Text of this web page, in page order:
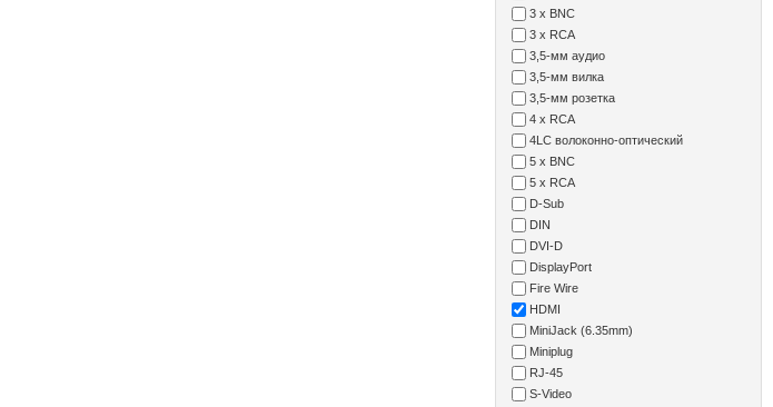
3 x BNC
3 x RCA
3,5-мм аудио
3,5-мм вилка
3,5-мм розетка
4 x RCA
4LC волоконно-оптический
5 x BNC
5 x RCA
D-Sub
DIN
DVI-D
DisplayPort
Fire Wire
HDMI
MiniJack (6.35mm)
Miniplug
RJ-45
S-Video